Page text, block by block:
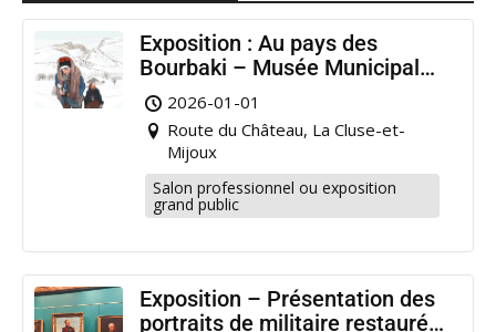
Exposition : Au pays des
Bourbaki – Musée Municipal
Pontarlier
2026-01-01
Route du Château, La Cluse-et-
Mijoux
Salon professionnel ou exposition
grand public
Exposition – Présentation des
portraits de militaire restaurés